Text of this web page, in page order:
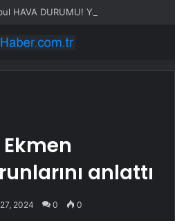
Ekmen
anlattı
2024 0 0